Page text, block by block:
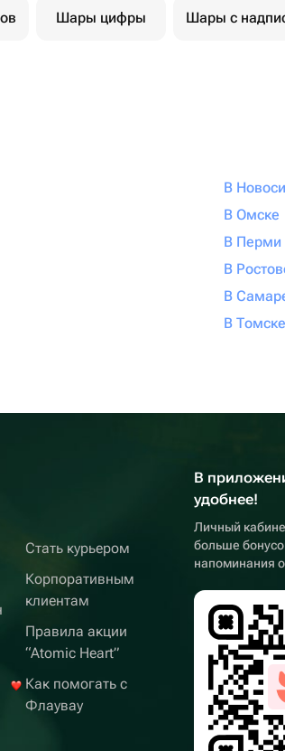
Шары цифры Шары с
В
В Омске
В Перми
В
В
В Томске
Стать курьером
Корпоративным
клиентам
Правила акции
“Atomic Heart”
Как помогать с
Флаувау
В
удобнее!
Личный
больше
напоминания